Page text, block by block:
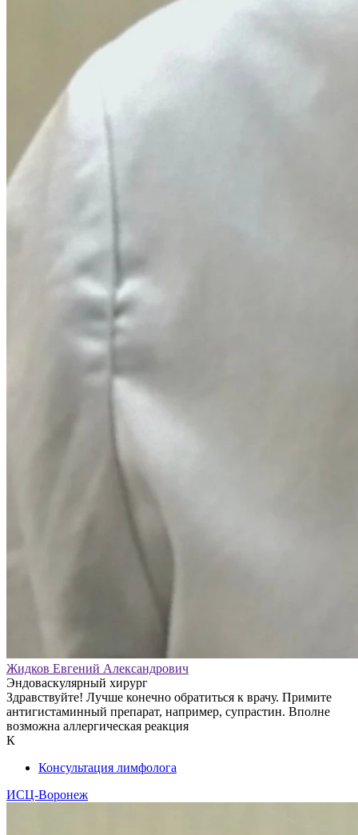
Жидков Евгений Александрович
Эндоваскулярный хирург
Здравствуйте! Лучше конечно обратиться к врачу. Примите
антигистаминный препарат, например, супрастин. Вполне
возможна аллергическая реакция
К
Консультация лимфолога
ИСЦ-Воронеж